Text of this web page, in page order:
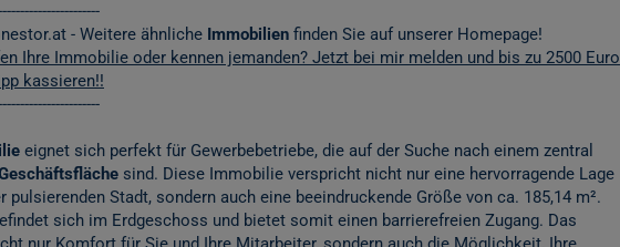
- Weitere ähnliche Immobilien finden Sie auf unserer Homepage!
Ihre Immobilie oder kennen jemanden? Jetzt bei mir melden und bis zu 2500 Euro
kassieren!!
eignet sich perfekt für Gewerbebetriebe, die auf der Suche nach einem zentral
sind. Diese Immobilie verspricht nicht nur eine hervorragende Lage
pulsierenden Stadt, sondern auch eine beeindruckende Größe von ca. 185,14 m².
sich im Erdgeschoss und bietet somit einen barrierefreien Zugang. Das